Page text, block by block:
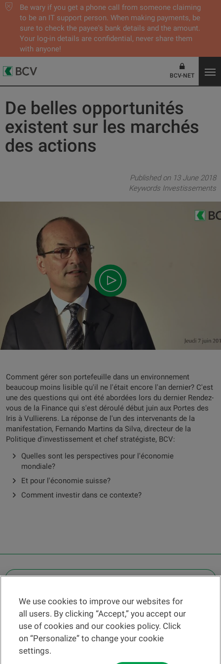
Be wary if you get a phone call from someone claiming
to be an IT support person. When making payments, be
sure to check the payee's bank details and the amount.
Your log-in details are confidential, never share them
with anyone!
BCV-NET
De belles opportunités
existent sur les marchés
des actions
Published on 13 June 2018
Keywords Investissements
Comment gérer son portefeuille dans un environnement
beaucoup moins lisible qu'il ne l'était encore l'an dernier? C'est
une des questions qui ont été abordées lors du dernier Rendez-
vous de la Finance qui s'est déroulé début juin aux Portes des
Iris à Vullierens. La réponse de l'un des intervenants de la
manifestation, Fernando Martins da Silva, directeur de la
Politique d'investissement et chef stratégiste, BCV:
Quelles sont les perspectives pour l'économie
mondiale?
Et pour l'économie suisse?
Comment investir dans ce contexte?
Find a branch
Help and contact
News
We use cookies to improve our websites for
all users. By clicking “Accept,” you accept our
use of cookies and our cookies policy. Click
on “Personalize” to change your cookie
settings.